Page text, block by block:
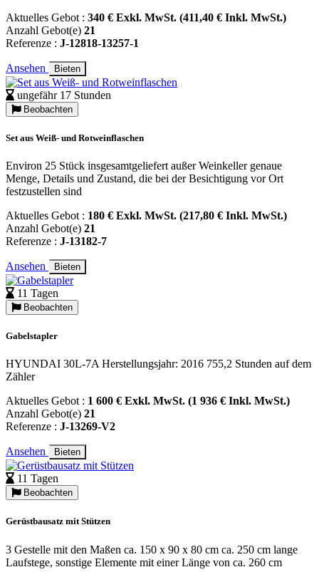
Aktuelles Gebot : 340 € Exkl. MwSt. (411,40 € Inkl. MwSt.)
Anzahl Gebot(e) 21
Referenze : J-12818-13257-1
Ansehen Bieten
ungefähr 17 Stunden
Beobachten
Set aus Weiß- und Rotweinflaschen
Environ 25 Stück insgesamtgeliefert außer Weinkeller genaue
Menge, Details und Zustand, die bei der Besichtigung vor Ort
festzustellen sind
Aktuelles Gebot : 180 € Exkl. MwSt. (217,80 € Inkl. MwSt.)
Anzahl Gebot(e) 21
Referenze : J-13182-7
Ansehen Bieten
11 Tagen
Beobachten
Gabelstapler
HYUNDAI 30L-7A Herstellungsjahr: 2016 755,2 Stunden auf dem
Zähler
Aktuelles Gebot : 1 600 € Exkl. MwSt. (1 936 € Inkl. MwSt.)
Anzahl Gebot(e) 21
Referenze : J-13269-V2
Ansehen Bieten
11 Tagen
Beobachten
Gerüstbausatz mit Stützen
3 Gestelle mit den Maßen ca. 150 x 90 x 80 cm ca. 250 cm lange
Laufstege, sonstige Elemente mit einer Länge von ca. 260 cm